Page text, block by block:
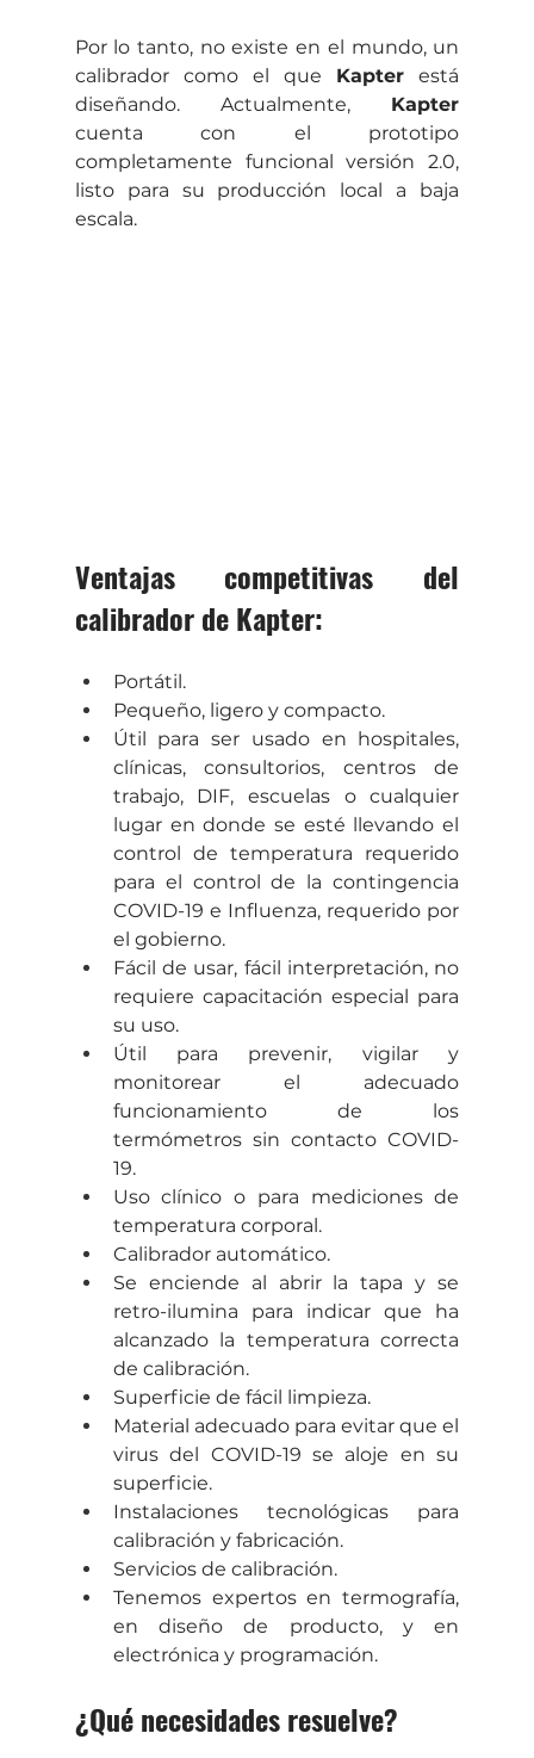
Por lo tanto, no existe en el mundo, un
calibrador como el que Kapter está
diseñando. Actualmente, Kapter
cuenta con el prototipo
completamente funcional versión 2.0,
listo para su producción local a baja
escala.
Ventajas competitivas del
calibrador de Kapter:
Portátil.
Pequeño, ligero y compacto.
Útil para ser usado en hospitales,
clínicas, consultorios, centros de
trabajo, DIF, escuelas o cualquier
lugar en donde se esté llevando el
control de temperatura requerido
para el control de la contingencia
COVID-19 e Influenza, requerido por
el gobierno.
Fácil de usar, fácil interpretación, no
requiere capacitación especial para
su uso.
Útil para prevenir, vigilar y
monitorear el adecuado
funcionamiento de los
termómetros sin contacto COVID-
19.
Uso clínico o para mediciones de
temperatura corporal.
Calibrador automático.
Se enciende al abrir la tapa y se
retro-ilumina para indicar que ha
alcanzado la temperatura correcta
de calibración.
Superficie de fácil limpieza.
Material adecuado para evitar que el
virus del COVID-19 se aloje en su
superficie.
Instalaciones tecnológicas para
calibración y fabricación.
Servicios de calibración.
Tenemos expertos en termografía,
en diseño de producto, y en
electrónica y programación.
¿Qué necesidades resuelve?